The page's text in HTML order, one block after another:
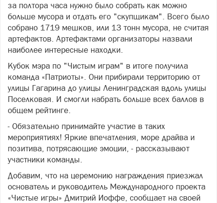
за полтора часа нужно было собрать как можно
больше мусора и отдать его "скупщикам". Всего было
собрано 1719 мешков, или 13 тонн мусора, не считая
артефактов. Артефактами организаторы назвали
наиболее интересные находки.
Кубок мэра по "Чистым играм" в итоге получила
команда «Патриоты». Они прибирали территорию от
улицы Гагарина до улицы Ленинградская вдоль улицы
Поселковая. И смогли набрать больше всех баллов в
общем рейтинге.
- Обязательно принимайте участие в таких
мероприятиях! Яркие впечатления, море драйва и
позитива, потрясающие эмоции, - рассказывают
участники команды.
Добавим, что на церемонию награждения приезжал
основатель и руководитель Международного проекта
«Чистые игры» Дмитрий Иоффе, сообщает на своей